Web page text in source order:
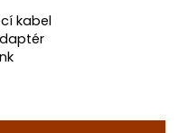
kabel